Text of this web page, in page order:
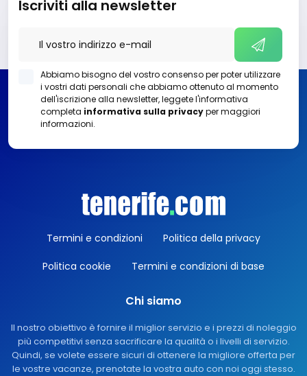
Iscriviti alla newsletter
Abbiamo bisogno del vostro consenso per poter utilizzare
i vostri dati personali che abbiamo ottenuto al momento
dell'iscrizione alla newsletter, leggete l'informativa
completa informativa sulla privacyper maggiori
informazioni.
Termini e condizioni Politica della privacy
Politica cookie Termini e condizioni di base
Chi siamo
Il nostro obiettivo è fornire il miglior servizio e i prezzi di noleggio
più competitivi senza sacrificare la qualità o i livelli di servizio.
Quindi, se volete essere sicuri di ottenere la migliore offerta per
le vostre vacanze, prenotate la vostra auto con noi oggi stesso.